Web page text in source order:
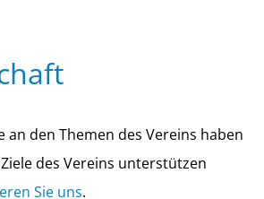
an den Themen des Vereins haben
des Vereins unterstützen
Sie uns.